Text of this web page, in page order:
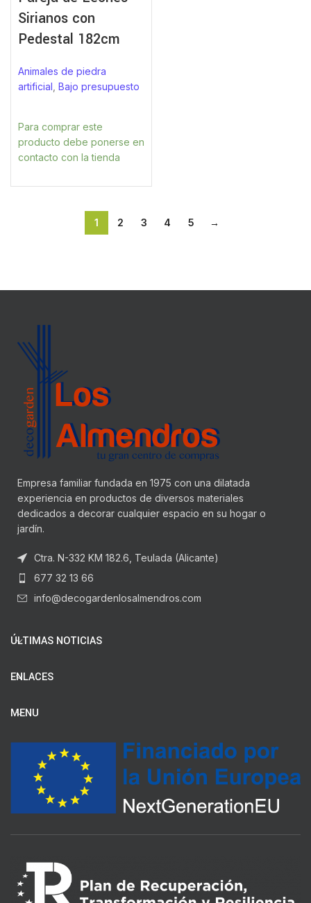
Sirianos con
Pedestal 182cm
Animales de piedra
artificial Bajo presupuesto
Para comprar este
producto debe ponerse en
contacto con la tienda
1 2 3 4 5 →
Empresa familiar fundada en 1975 con una dilatada
experiencia en productos de diversos materiales
dedicados a decorar cualquier espacio en su hogar o
jardín.
Ctra. N-332 KM 182.6, Teulada (Alicante)
677 32 13 66
info@decogardenlosalmendros.com
ÚLTIMAS NOTICIAS
ENLACES
MENU